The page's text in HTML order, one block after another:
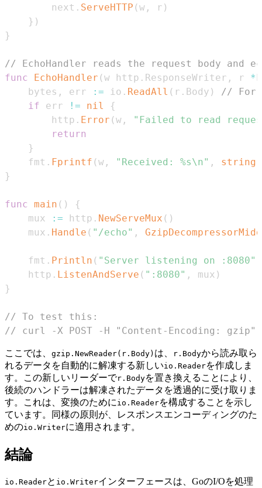
		next
. ServeHTTP (w , r )
} )
}
// EchoHandler reads the request body and
func
EchoHandler (w http . ResponseWriter , r *
	bytes
, err := io . ReadAll ( r . Body )
// For
if err != nil
{
		http
. Error (w ,
"Failed to read
return
}
	fmt
. Fprintf (w , "Received: %s\n" , string
}
func main ( )
{
	mux
:= http . NewServeMux ( )
	mux
. Handle ( "/echo" ,
	fmt
. Println ( "Server listening on :8080"
	http
. ListenAndServe ( ":8080" , mux )
}
// To test this:
// curl -X POST -H "Content-Encoding:
ここでは、 gzip.NewReader(r.Body) は、 r.Bodyから読み取ら
れるデータを自動的に解凍する新しいio.Readerを作成しま
す。この新しいリーダーでr.Bodyを置き換えることにより、
後続のハンドラーは解凍されたデータを透過的に受け取りま
す。これは、変換のために io.Readerを構成することを示し
ています。同様の原則が、レスポンスエンコーディングのた
めのio.Writerに適用されます。
結論
io.Readerと io.Writerインターフェースは、GoのI/Oを処理